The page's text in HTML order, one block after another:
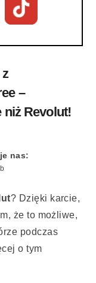
–
niż Revolut!
nas:
? Dzięki karcie,
że to możliwe,
podczas
o tym